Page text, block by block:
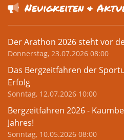
Neuigkeiten &
Der Arathon 2026 steht vor
Donnerstag, 23.07.2026 08:00
Das Bergzeitfahren der
Erfolg
Sonntag, 12.07.2026 10:00
Bergzeitfahren 2026 -
Jahres!
Sonntag, 10.05.2026 08:00